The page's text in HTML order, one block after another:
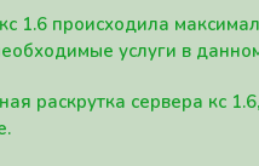
1.6 происходила
услуги в
раскрутка сервера кс